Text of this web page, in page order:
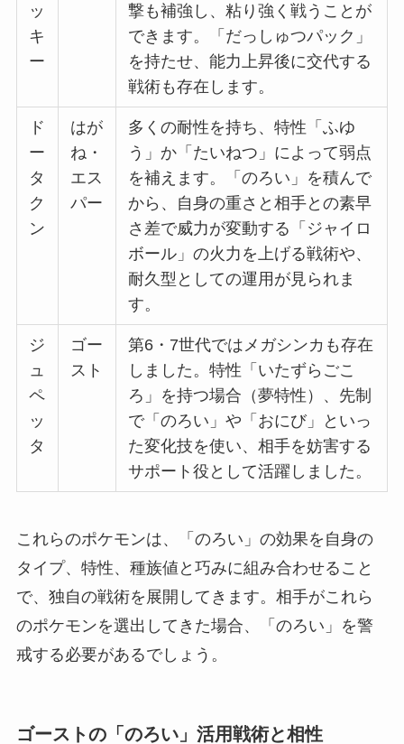
ッ
キ
ー
撃も補強し、粘り強く戦うことが
できます。「だっしゅつパック」
を持たせ、能力上昇後に交代する
戦術も存在します。
ド
ー
タ
ク
ン
はが
ね・
エス
パー
多くの耐性を持ち、特性「ふゆ
う」か「たいねつ」によって弱点
を補えます。「のろい」を積んで
から、自身の重さと相手との素早
さ差で威力が変動する「ジャイロ
ボール」の火力を上げる戦術や、
耐久型としての運用が見られま
す。
ジ
ュ
ペ
ッ
タ
ゴー
スト
第6・7世代ではメガシンカも存在
しました。特性「いたずらごこ
ろ」を持つ場合（夢特性）、先制
で「のろい」や「おにび」といっ
た変化技を使い、相手を妨害する
サポート役として活躍しました。
これらのポケモンは、「のろい」の効果を自身の
タイプ、特性、種族値と巧みに組み合わせること
で、独自の戦術を展開してきます。相手がこれら
のポケモンを選出してきた場合、「のろい」を警
戒する必要があるでしょう。
ゴーストの「のろい」活用戦術と相性